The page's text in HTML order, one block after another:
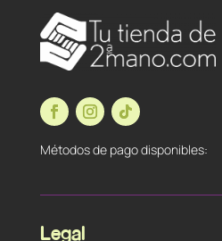
Métodos de pago disponibles:
Legal